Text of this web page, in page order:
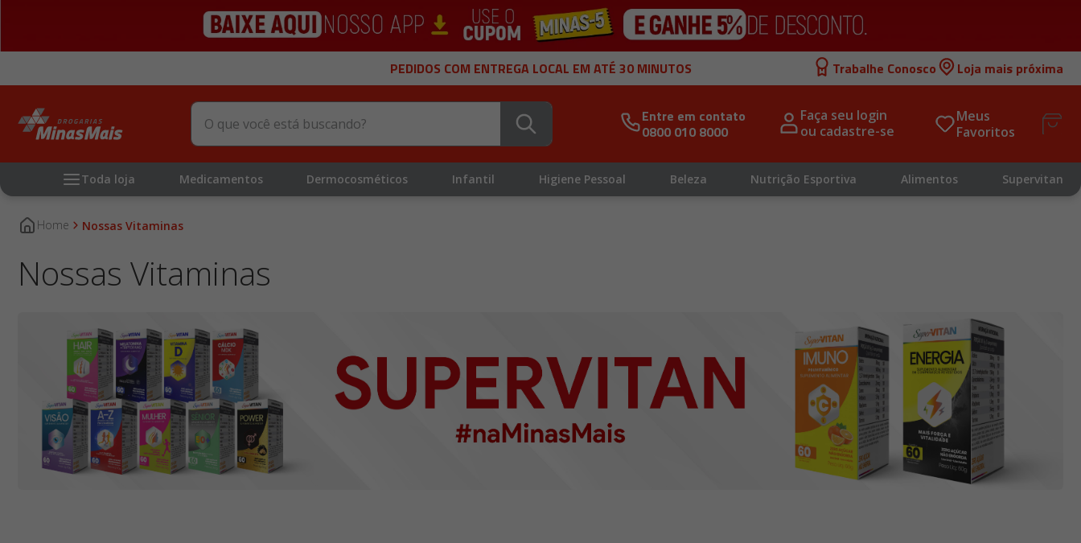
PEDIDOS COM ENTREGA LOCAL EM ATÉ 30 MINUTOS Trabalhe Conosco Loja mais próxima
O que você está buscando?
Entre em contato
0800 010 8000
Faça seu login
ou cadastre-se
Meus
Favoritos
Toda loja Medicamentos Dermocosméticos Infantil Higiene Pessoal Beleza Nutrição Esportiva Alimentos Supervitan
Nossas Vitaminas
Nossas Vitaminas